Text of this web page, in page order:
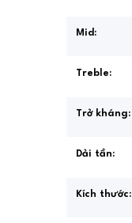
Mid:
Treble:
Trở kháng:
Dải tần:
Kích thước: